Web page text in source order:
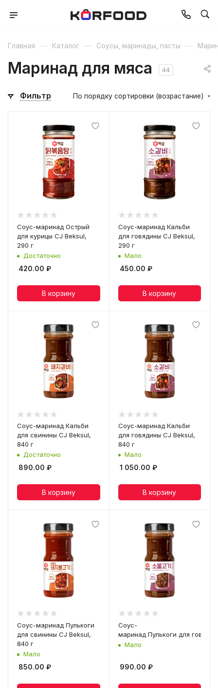
Главная — Каталог — Соусы, маринады, пасты —
Маринад для мяса 44
Фильтр По порядку сортировки (возрастание)
Соус-маринад Острый
для курицы CJ Beksul,
290 г
Достаточно
420.00 ₽
В корзину
Соус-маринад Кальби
для говядины CJ Beksul,
290 г
Мало
450.00 ₽
В корзину
Соус-маринад Кальби
для свинины CJ Beksul,
840 г
Достаточно
890.00 ₽
В корзину
Соус-маринад Кальби
для говядины CJ Beksul,
840 г
Мало
1 050.00 ₽
В корзину
Соус-маринад Пулькоги
для свинины CJ Beksul,
840 г
Мало
850.00 ₽
Соус-
маринад Пулькоги для
Мало
990.00 ₽